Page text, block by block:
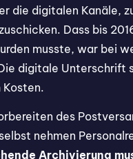
die digitalen Kanäle,
Dass bis
musste, war bei
digitale Unterschrift
Kosten.
des
nehmen
Archivierung